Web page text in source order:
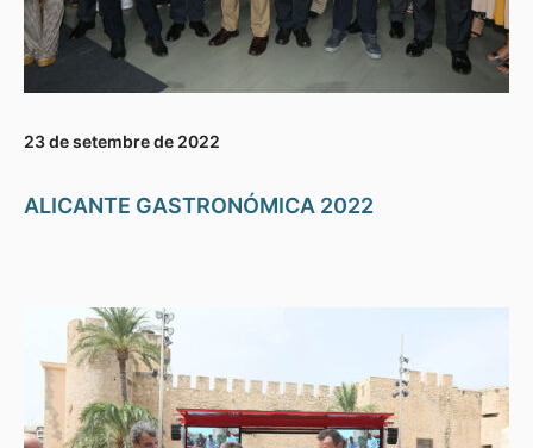
23 de setembre de 2022
ALICANTE GASTRONÓMICA 2022